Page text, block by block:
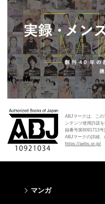
ABJマークは、こ
ンテンツ使用許諾
録番号第6091713号)
ABJマークの詳細、
https://aebs.or.jp/
マンガ